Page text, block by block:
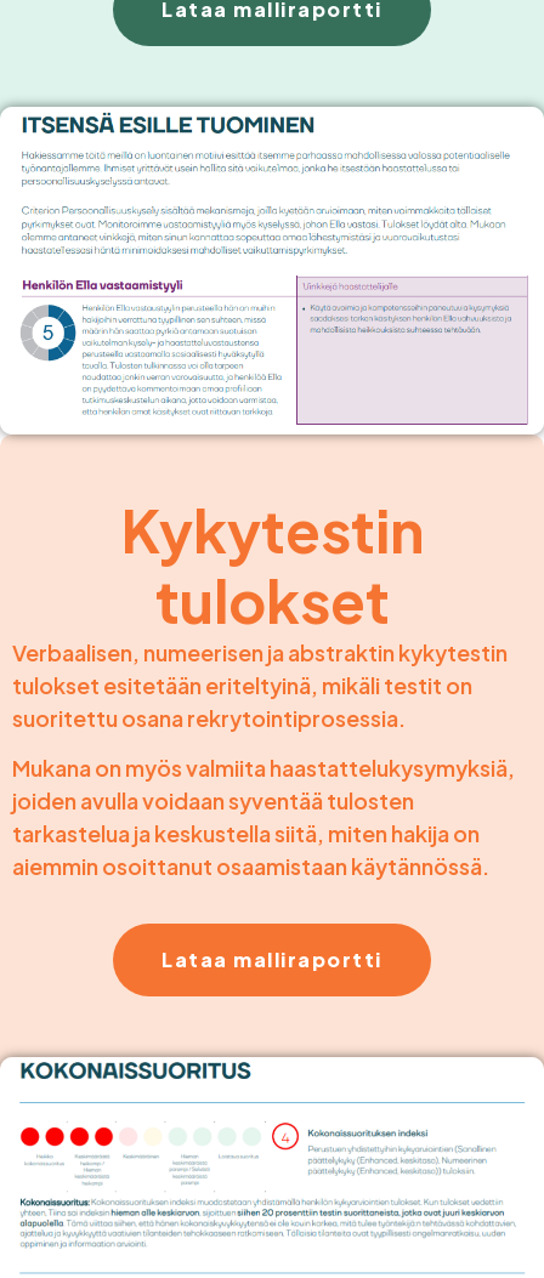
Lataa malliraportti
Kykytestin
tulokset
Verbaalisen, numeerisen ja abstraktin kykytestin
tulokset esitetään eriteltyinä, mikäli testit on
suoritettu osana rekrytointiprosessia.
Mukana on myös valmiita haastattelukysymyksiä,
joiden avulla voidaan syventää tulosten
tarkastelua ja keskustella siitä, miten hakija on
aiemmin osoittanut osaamistaan käytännössä.
Lataa malliraportti